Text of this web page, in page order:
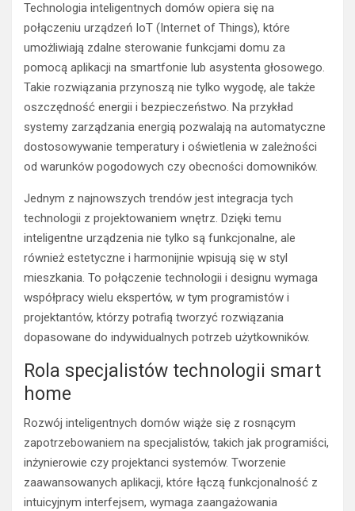
Technologia inteligentnych domów opiera się na
połączeniu urządzeń IoT (Internet of Things), które
umożliwiają zdalne sterowanie funkcjami domu za
pomocą aplikacji na smartfonie lub asystenta głosowego.
Takie rozwiązania przynoszą nie tylko wygodę, ale także
oszczędność energii i bezpieczeństwo. Na przykład
systemy zarządzania energią pozwalają na automatyczne
dostosowywanie temperatury i oświetlenia w zależności
od warunków pogodowych czy obecności domowników.
Jednym z najnowszych trendów jest integracja tych
technologii z projektowaniem wnętrz. Dzięki temu
inteligentne urządzenia nie tylko są funkcjonalne, ale
również estetyczne i harmonijnie wpisują się w styl
mieszkania. To połączenie technologii i designu wymaga
współpracy wielu ekspertów, w tym programistów i
projektantów, którzy potrafią tworzyć rozwiązania
dopasowane do indywidualnych potrzeb użytkowników.
Rola specjalistów technologii smart
home
Rozwój inteligentnych domów wiąże się z rosnącym
zapotrzebowaniem na specjalistów, takich jak programiści,
inżynierowie czy projektanci systemów. Tworzenie
zaawansowanych aplikacji, które łączą funkcjonalność z
intuicyjnym interfejsem, wymaga zaangażowania